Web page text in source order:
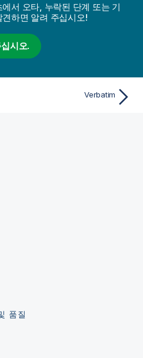
서 오타, 누락된 단계 또는 기
하면 알려 주십시오!
시오.
Verbatim
품질